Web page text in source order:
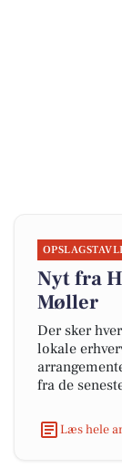
Nyt fra
Møller
Der sker
lokale
fra de
Læs hele